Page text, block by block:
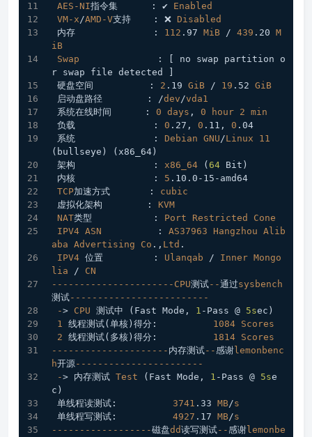
AES-NI指令集      : ✔ Enabled
VM-x/AMD-V支持    : ❌ Disabled
内存              : 112 .97 MiB / 439 .20 M
iB
Swap
              :
[ no swap partition o
r swap file detected ]
硬盘空间          : 2 .19 GiB / 19 .52 GiB
启动盘路径        : /dev/vda1
系统在线时间      : 0 days , 0 hour 2 min
负载              : 0 .27 , 0 .11 , 0 .04
系统              : Debian GNU/Linux
11
(bullseye) (x86_64)
架构              : x86_64 ( 64 Bit)
内核              : 5 .10 .0-15-amd64
TCP加速方式       : cubic
虚拟化架构        : KVM
NAT类型           : Port Restricted
Cone
IPV4 ASN
          :
AS37963 Hangzhou Alib
aba Advertising Co ., Ltd .
IPV4 位置         : Ulanqab / Inner Mongo
lia / CN
----------------------CPU测试--通过sysbench
测试-------------------------
-> CPU 测试中 (Fast Mode, 1 -Pass @ 5sec)
1 线程测试(单核)得分: 1084 Scores
2 线程测试(多核)得分: 1814 Scores
--------------------- 内存测试--感谢 lemonbenc
h开源-----------------------
-> 内存测试 Test (Fast Mode, 1 -Pass @ 5se
c)
单线程读测试: 3741 .33 MB/s
单线程写测试: 4927 .17 MB/s
------------------磁盘dd读写测试--感谢 lemonbe